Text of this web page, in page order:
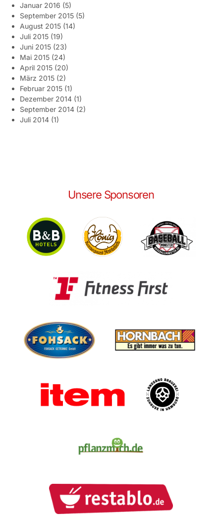
Januar 2016 (5)
September 2015 (5)
August 2015 (14)
Juli 2015 (19)
Juni 2015 (23)
Mai 2015 (24)
April 2015 (20)
März 2015 (2)
Februar 2015 (1)
Dezember 2014 (1)
September 2014 (2)
Juli 2014 (1)
Unsere Sponsoren